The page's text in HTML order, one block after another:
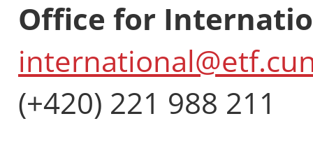
Office for
(+420) 221 988 211